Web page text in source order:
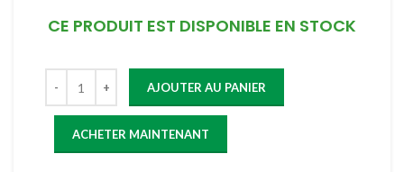
CE PRODUIT EST DISPONIBLE EN STOCK
AJOUTER AU PANIER
ACHETER MAINTENANT